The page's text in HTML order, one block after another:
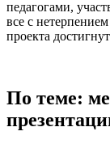
педагогами,
все с
проекта
По теме: